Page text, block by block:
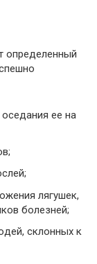
определенный
ее на
лягушек,
болезней;
склонных к